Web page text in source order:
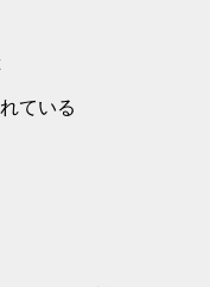
ている